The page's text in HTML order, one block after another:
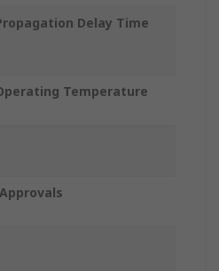
Delay Time
Temperature